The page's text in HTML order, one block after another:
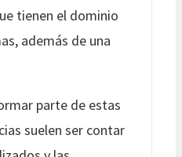
tienen el dominio
además de una
parte de estas
suelen ser contar